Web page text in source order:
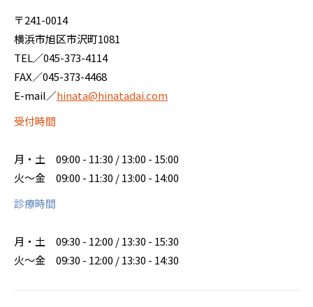
〒241-0014
横浜市旭区市沢町1081
TEL／045-373-4114
FAX／045-373-4468
E-mail／hinata@hinatadai.com
受付時間
月・土
09:00 - 11:30 / 13:00 - 15:00
火～金
09:00 - 11:30 / 13:00 - 14:00
診療時間
月・土
09:30 - 12:00 / 13:30 - 15:30
火～金
09:30 - 12:00 / 13:30 - 14:30